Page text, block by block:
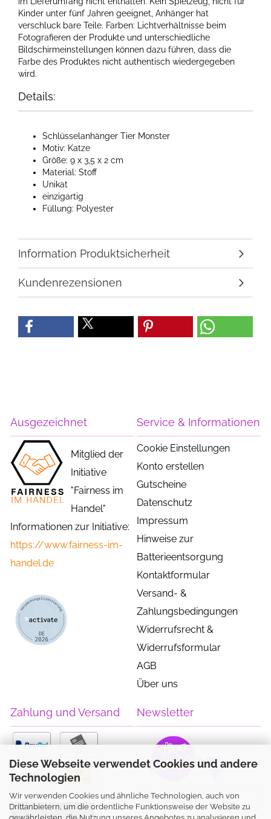
Diese Webseite verwendet Cookies und andere
Technologien
Wir verwenden Cookies und ähnliche Technologien, auch von
Drittanbietern, um die ordentliche Funktionsweise der Website zu
Kinder unter fünf Jahren geeignet, Anhänger hat
verschluck bare Teile. Farben: Lichtverhältnisse beim
Fotografieren der Produkte und unterschiedliche
Bildschirmeinstellungen können dazu führen, dass die
Farbe des Produktes nicht authentisch wiedergegeben
wird.
Details:
Schlüsselanhänger Tier Monster
Motiv: Katze
Größe: 9 x 3,5 x 2 cm
Material: Stoff
Unikat
einzigartig
Füllung: Polyester
Information Produktsicherheit
Kundenrezensionen
Ausgezeichnet
Mitglied der
Initiative
"Fairness im
Handel"
Informationen zur Initiative:
https://www.fairness-im-
handel.de
Service & Informationen
Cookie Einstellungen
Konto erstellen
Gutscheine
Datenschutz
Impressum
Hinweise zur
Batterieentsorgung
Kontaktformular
Versand- &
Zahlungsbedingungen
Widerrufsrecht &
Widerrufsformular
AGB
Über uns
Zahlung und Versand
Vertrag widerrufen
Newsletter